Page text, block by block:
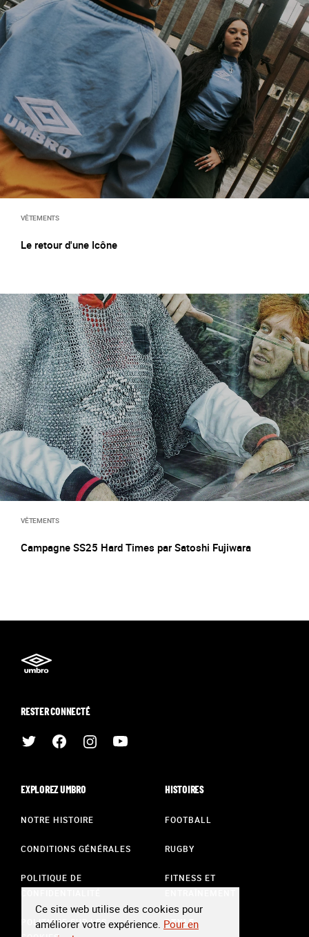
VÊTEMENTS
Le retour d'une Icône
VÊTEMENTS
Campagne SS25 Hard Times par Satoshi Fujiwara
RESTER CONNECTÉ
EXPLOREZ UMBRO
NOTRE HISTOIRE
CONDITIONS GÉNÉRALES
POLITIQUE DE
POLITIQUE SUR LES
HISTOIRES
FOOTBALL
RUGBY
FITNESS ET
STYLE
Ce site web utilise des cookies pour
améliorer votre expérience. Pour en